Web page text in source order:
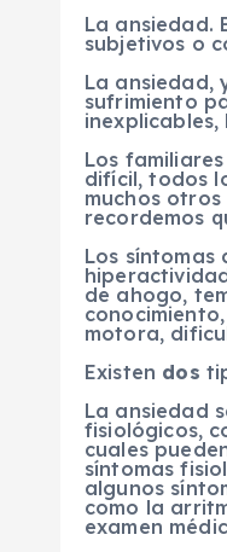
La ansiedad.
subjetivos o
La ansiedad,
sufrimiento
Los
difícil, todos
muchos
recordemos
Los síntomas
de ahogo,
motora,
Existen dos
La ansiedad
fisiológicos,
cuales
síntomas
algunos
como la
examen